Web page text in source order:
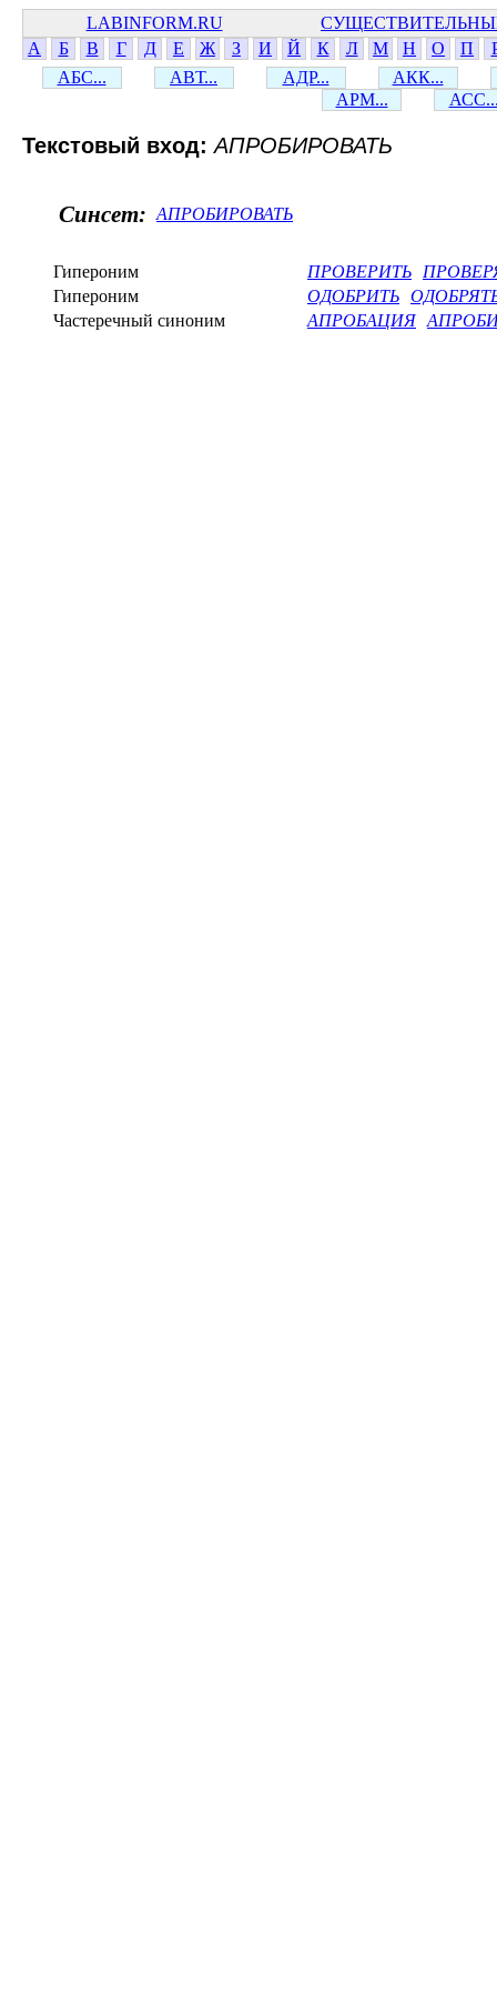
LABINFORM.RU
А
Б В Г Д Е Ж З И Й К Л М Н О П
АБС...
АВТ... АДР...
АКК...
АРМ...
Текстовый вход:АПРОБИРОВАТЬ
Синсет: АПРОБИРОВАТЬ
Гипероним ПРОВЕРИТЬ
Гипероним
ОДОБРИТЬ
Частеречный синоним
АПРОБАЦИЯ